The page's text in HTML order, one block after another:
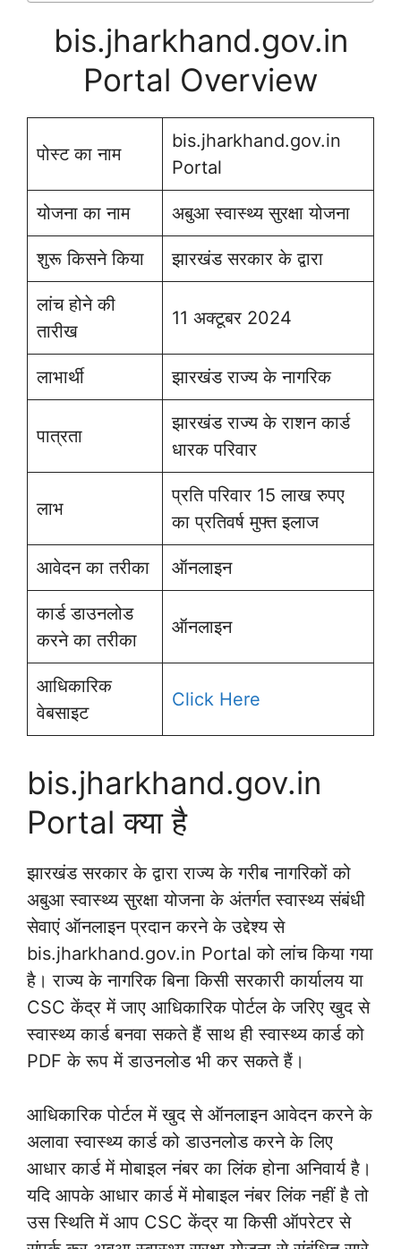
bis.jharkhand.gov.in
Portal Overview
पोस्ट का नाम
bis.jharkhand.gov.in
Portal
योजना का नाम अबुआ स्वास्थ्य सुरक्षा योजना
शुरू किसने किया झारखंड सरकार के द्वारा
लांच होने की
तारीख
11 अक्टूबर 2024
लाभार्थी झारखंड राज्य के नागरिक
पात्रता
झारखंड राज्य के राशन कार्ड
धारक परिवार
लाभ
प्रति परिवार 15 लाख रुपए
का प्रतिवर्ष मुफ्त इलाज
आवेदन का तरीका ऑनलाइन
कार्ड डाउनलोड
करने का तरीका
ऑनलाइन
आधिकारिक
वेबसाइट
Click Here
bis.jharkhand.gov.in
Portal क्या है
झारखंड सरकार के द्वारा राज्य के गरीब नागरिकों को
अबुआ स्वास्थ्य सुरक्षा योजना के अंतर्गत स्वास्थ्य संबंधी
सेवाएं ऑनलाइन प्रदान करने के उद्देश्य से
bis.jharkhand.gov.in Portal को लांच किया गया
है। राज्य के नागरिक बिना किसी सरकारी कार्यालय या
CSC केंद्र में जाए आधिकारिक पोर्टल के जरिए खुद से
स्वास्थ्य कार्ड बनवा सकते हैं साथ ही स्वास्थ्य कार्ड को
PDF के रूप में डाउनलोड भी कर सकते हैं।
आधिकारिक पोर्टल में खुद से ऑनलाइन आवेदन करने के
अलावा स्वास्थ्य कार्ड को डाउनलोड करने के लिए
आधार कार्ड में मोबाइल नंबर का लिंक होना अनिवार्य है।
यदि आपके आधार कार्ड में मोबाइल नंबर लिंक नहीं है तो
उस स्थिति में आप CSC केंद्र या किसी ऑपरेटर से